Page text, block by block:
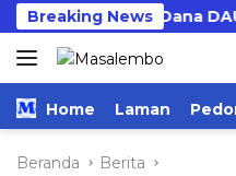
Langsung
ke
konten
Breaking News
Tambah Dana DAU
Home Laman
Beranda Berita